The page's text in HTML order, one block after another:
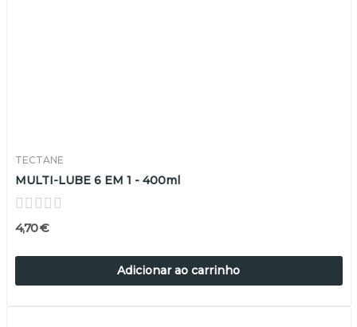
TECTANE
MULTI-LUBE 6 EM 1 - 400ml
4,70 €
Adicionar ao carrinho